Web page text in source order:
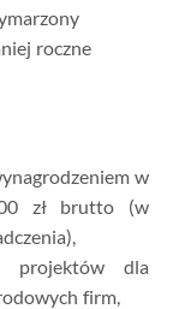
roczne
w
zł brutto (w
projektów dla
firm,